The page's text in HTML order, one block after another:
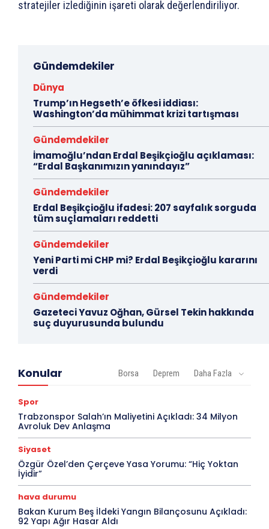
stratejiler izlediğinin işareti olarak değerlendiriliyor.
Gündemdekiler
Dünya
Trump’ın Hegseth’e öfkesi iddiası:
Washington’da mühimmat krizi tartışması
Gündemdekiler
İmamoğlu’ndan Erdal Beşikçioğlu açıklaması:
“Erdal Başkanımızın yanındayız”
Gündemdekiler
Erdal Beşikçioğlu ifadesi: 207 sayfalık sorguda
tüm suçlamaları reddetti
Gündemdekiler
Yeni Parti mi CHP mi? Erdal Beşikçioğlu kararını
verdi
Gündemdekiler
Gazeteci Yavuz Oğhan, Gürsel Tekin hakkında
suç duyurusunda bulundu
Konular Borsa Deprem Daha Fazla
Spor
Trabzonspor Salah’ın Maliyetini Açıkladı: 34 Milyon
Avroluk Dev Anlaşma
Siyaset
Özgür Özel’den Çerçeve Yasa Yorumu: “Hiç Yoktan
İyidir”
hava durumu
Bakan Kurum Beş İldeki Yangın Bilançosunu Açıkladı:
92 Yapı Ağır Hasar Aldı